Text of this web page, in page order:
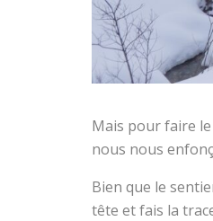
Mais pour faire
nous nous
Bien que le
tête et fais la